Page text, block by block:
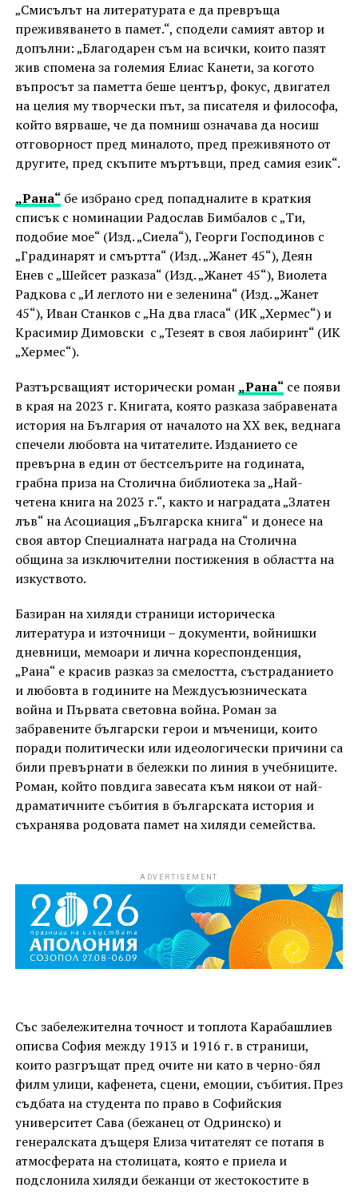
„Смисълът на литературата е да превръща
преживяването в памет.“, сподели самият автор и
допълни: „Благодарен съм на всички, които пазят
жив спомена за големия Елиас Канети, за когото
въпросът за паметта беше център, фокус, двигател
на целия му творчески път, за писателя и философа,
който вярваше, че да помниш означава да носиш
отговорност пред миналото, пред преживяното от
другите, пред скъпите мъртъвци, пред самия език“.
„Рана“бе избрано сред попадналите в краткия
списък с номинации Радослав Бимбалов с „Ти,
подобие мое“ (Изд. „Сиела“), Георги Господинов с
„Градинарят и смъртта“ (Изд. „Жанет 45“), Деян
Енев с „Шейсет разказа“ (Изд. „Жанет 45“), Виолета
Радкова с „И леглото ни е зеленина“ (Изд. „Жанет
45“), Иван Станков с „На два гласа“ (ИК „Хермес“) и
Красимир Димовски с „Тезеят в своя лабиринт“ (ИК
„Хермес“).
Разтърсващият исторически роман „Рана“се появи
в края на 2023 г. Книгата, която разказа забравената
история на България от началото на XX век, веднага
спечели любовта на читателите. Изданието се
превърна в един от бестселърите на годината,
грабна приза на Столична библиотека за „Най-
четена книга на 2023 г.“, както и наградата „Златен
лъв“ на Асоциация „Българска книга“ и донесе на
своя автор Специалната награда на Столична
община за изключителни постижения в областта на
изкуството.
Базиран на хиляди страници историческа
литература и източници – документи, войнишки
дневници, мемоари и лична кореспонденция,
„Рана“ е красив разказ за смелостта, състраданието
и любовта в годините на Междусъюзническата
война и Първата световна война. Роман за
забравените български герои и мъченици, които
поради политически или идеологически причини са
били превърнати в бележки по линия в учебниците.
Роман, който повдига завесата към някои от най-
драматичните събития в българската история и
съхранява родовата памет на хиляди семейства.
ADVERTISEMENT
Със забележителна точност и топлота Карабашлиев
описва София между 1913 и 1916 г. в страници,
които разгръщат пред очите ни като в черно-бял
филм улици, кафенета, сцени, емоции, събития. През
съдбата на студента по право в Софийския
университет Сава (бежанец от Одринско) и
генералската дъщеря Елиза читателят се потапя в
атмосферата на столицата, която е приела и
подслонила хиляди бежанци от жестокостите в